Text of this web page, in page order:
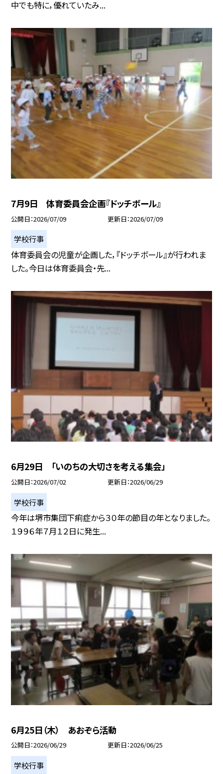
中でも特に，優れていたみ...
7月9日 体育委員会企画『ドッチボール』
公開日 2026/07/09 更新日 2026/07/09
学校行事
体育委員会の児童が企画した，『ドッチボール』が行われま
した。今日は体育委員会・先...
6月29日 「いのちの大切さを考える集会」
公開日 2026/07/02 更新日 2026/06/29
学校行事
今年は堺市集団下痢症から３０年の節目の年となりました。
１９９６年７月１２日に発生...
6月25日（木） あおぞら活動
公開日 2026/06/29 更新日 2026/06/25
学校行事